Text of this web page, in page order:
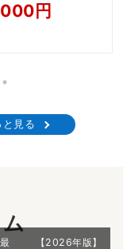
円
見る
【2026年版】